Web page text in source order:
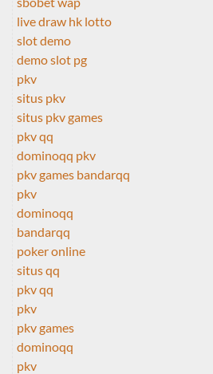
live draw hk lotto
slot demo
demo slot pg
pkv
situs pkv
situs pkv games
pkv qq
dominoqq pkv
pkv games bandarqq
pkv
dominoqq
bandarqq
poker online
situs qq
pkv qq
pkv
pkv games
dominoqq
pkv